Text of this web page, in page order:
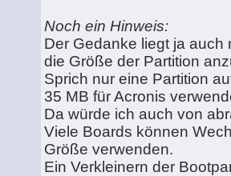
Noch ein Hinweis:
Der Gedanke liegt ja
die Größe der Partition
Sprich nur eine Partition
35 MB für Acronis
Da würde ich auch von
Viele Boards können
Größe verwenden.
Ein Verkleinern der